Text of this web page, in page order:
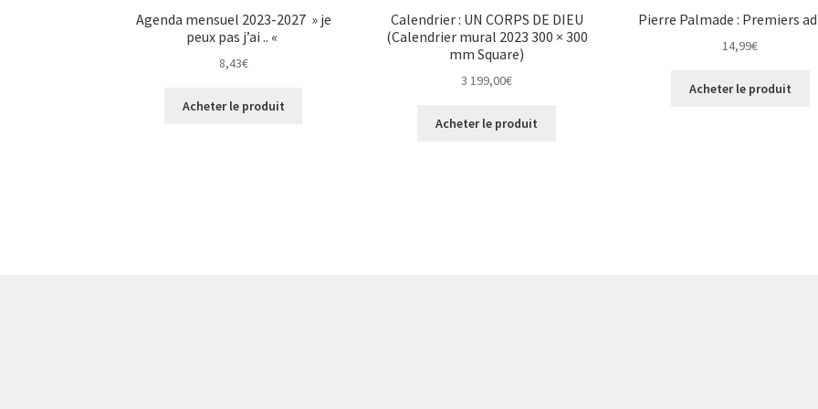
Agenda mensuel 2023-2027 » je
peux pas j’ai .. «
8,43€
Acheter le produit
Calendrier : UN CORPS DE DIEU
(Calendrier mural 2023 300 × 300
mm Square)
3 199,00€
Acheter le produit
Pierre Palmade : Premiers
14,99€
Acheter le produit